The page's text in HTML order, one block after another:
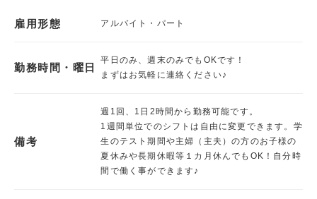
雇用形態 アルバイト・パート
勤務時間・曜日
平日のみ、週末のみでもOKです！
まずはお気軽に連絡ください♪
備考
週1回、1日2時間から勤務可能です。
1週間単位でのシフトは自由に変更できます。学
生のテスト期間や主婦（主夫）の方のお子様の
夏休みや長期休暇等１カ月休んでもOK！自分時
間で働く事ができます♪